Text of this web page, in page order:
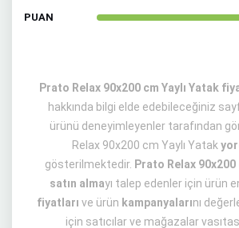
PUAN
Prato Relax 90x200 cm Yaylı Yatak
hakkında bilgi elde edebileceğiniz
ürünü deneyimleyenler tarafından
Relax 90x200 cm Yaylı Yatak
gösterilmektedir. Prato Relax 90x200
satın almayı talep edenler için ürün
fiyatları ve ürün kampanyalarını
için satıcılar ve mağazalar